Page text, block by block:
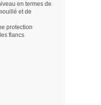
en termes de
et de
protection
flancs